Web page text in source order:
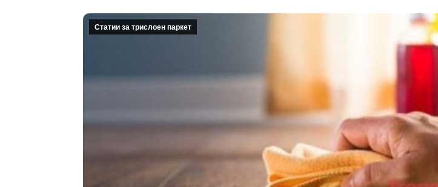
Статии за трислоен паркет